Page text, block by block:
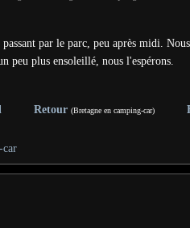
par le parc, peu après midi.
peu plus ensoleillé, nous l'espérons.
Retour (Bretagne en camping-car)
car